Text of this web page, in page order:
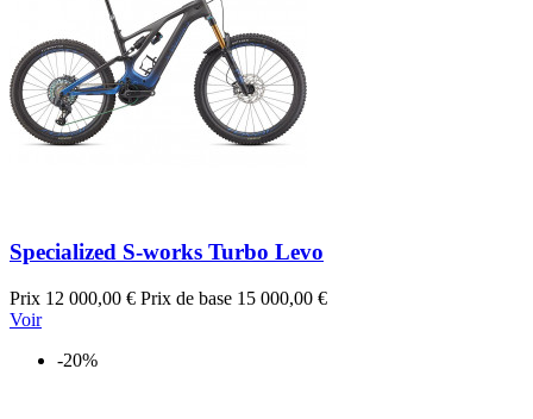
Specialized S-works Turbo Levo
Prix 12 000,00 € Prix de base 15 000,00 €
Voir
-20%